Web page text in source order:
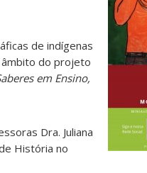
de indígenas
âmbito do projeto
em Ensino,
Dra. Juliana
História no